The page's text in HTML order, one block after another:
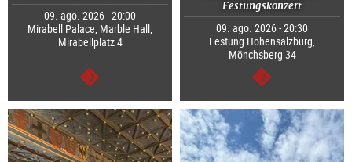
09. ago. 2026 - 20:00
Mirabell Palace, Marble Hall,
Mirabellplatz 4
segue
Festungskonzert
09. ago. 2026 - 20:30
Festung Hohensalzburg,
Mönchsberg 34
segue